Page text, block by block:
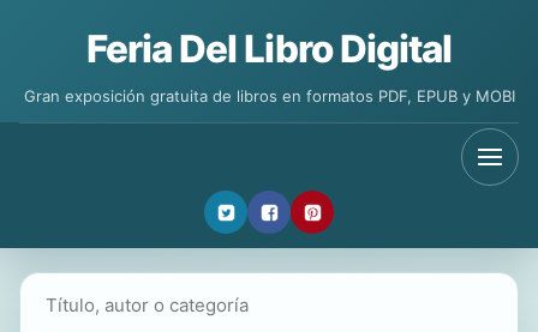
Feria Del Libro Digital
Gran exposición gratuita de libros en formatos PDF, EPUB y MOBI